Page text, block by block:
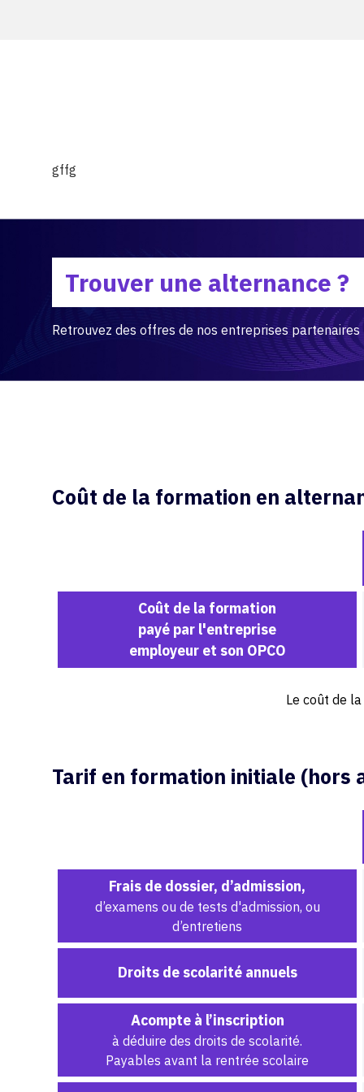
gffg
Trouver une alternance ?
Retrouvez des offres de nos entreprises
Coût de la formation en
Coût de la formation
payé par l'entreprise
employeur et son OPCO
Le coût de
Tarif en formation initiale (hors
Frais de dossier, d’admission,
d’examens ou de tests d'admission, ou
d’entretiens
Droits de scolarité annuels
Acompte à l’inscription
à déduire des droits de scolarité.
Payables avant la rentrée scolaire